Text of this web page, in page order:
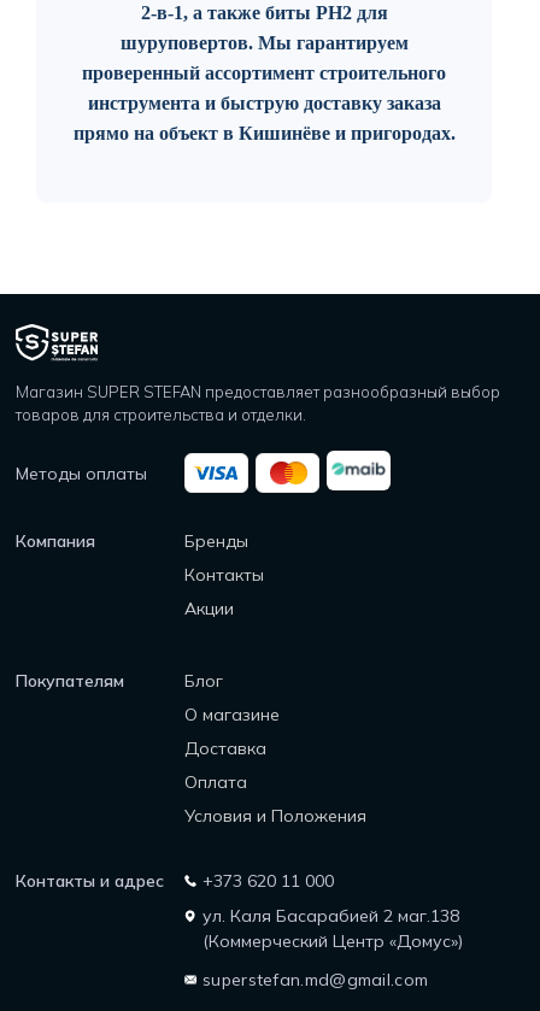
2-в-1, а также биты PH2 для
шуруповертов. Мы гарантируем
проверенный ассортимент строительного
инструмента и быструю доставку заказа
прямо на объект в Кишинёве и пригородах.
Магазин SUPER STEFAN предоставляет разнообразный выбор
товаров для строительства и отделки.
Методы оплаты
Компания
Бренды
Контакты
Акции
Покупателям
Блог
О магазине
Доставка
Оплата
Условия и Положения
Контакты и адрес
+373 620 11 000
ул. Каля Басарабией 2 маг.138
(Коммерческий Центр «Домус»)
superstefan.md@gmail.com